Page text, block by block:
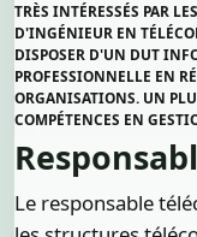
TRÈS INTÉRESSÉS PAR
D'INGÉNIEUR EN
DISPOSER D'UN DUT
PROFESSIONNELLE EN
ORGANISATIONS. UN
COMPÉTENCES EN
Le responsable